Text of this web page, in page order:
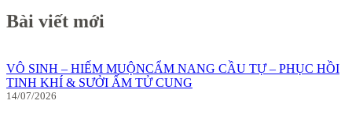
Bài viết mới
VÔ SINH – HIẾM MUỘNCẨM NANG CẦU TỰ – PHỤC HỒI
TINH KHÍ & SƯỞI ẤM TỬ CUNG
14/07/2026